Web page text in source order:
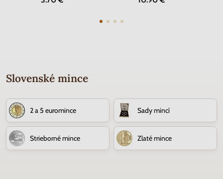
Slovenské mince
2 a 5 euromince Sady mincí
Strieborné mince Zlaté mince